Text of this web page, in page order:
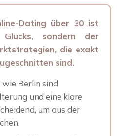
Dating über 30 ist
sondern der
die exakt
sind.
Berlin sind
und eine klare
um aus der